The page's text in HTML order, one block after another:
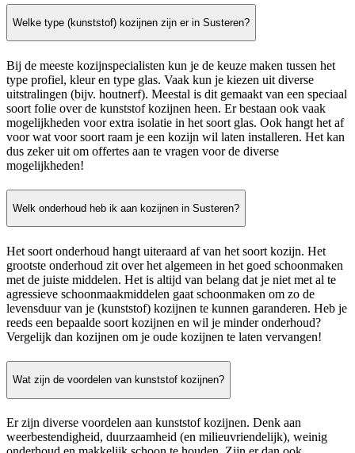
Welke type (kunststof) kozijnen zijn er in Susteren?
Bij de meeste kozijnspecialisten kun je de keuze maken tussen het
type profiel, kleur en type glas. Vaak kun je kiezen uit diverse
uitstralingen (bijv. houtnerf). Meestal is dit gemaakt van een speciaal
soort folie over de kunststof kozijnen heen. Er bestaan ook vaak
mogelijkheden voor extra isolatie in het soort glas. Ook hangt het af
voor wat voor soort raam je een kozijn wil laten installeren. Het kan
dus zeker uit om offertes aan te vragen voor de diverse
mogelijkheden!
Welk onderhoud heb ik aan kozijnen in Susteren?
Het soort onderhoud hangt uiteraard af van het soort kozijn. Het
grootste onderhoud zit over het algemeen in het goed schoonmaken
met de juiste middelen. Het is altijd van belang dat je niet met al te
agressieve schoonmaakmiddelen gaat schoonmaken om zo de
levensduur van je (kunststof) kozijnen te kunnen garanderen. Heb je
reeds een bepaalde soort kozijnen en wil je minder onderhoud?
Vergelijk dan kozijnen om je oude kozijnen te laten vervangen!
Wat zijn de voordelen van kunststof kozijnen?
Er zijn diverse voordelen aan kunststof kozijnen. Denk aan
weerbestendigheid, duurzaamheid (en milieuvriendelijk), weinig